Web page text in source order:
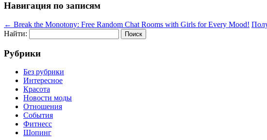
Навигация по записям
← Break the Monotony: Free Random Chat Rooms with Girls for Every Mood!
Найти:
Рубрики
Без рубрики
Интересное
Красота
Новости моды
Отношения
События
Фитнесс
Шопинг